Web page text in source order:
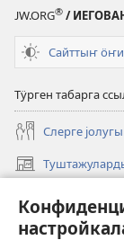
JW.ORG® /
Сайттыҥ ӧҥи
Тӱрген табарга
Слерге
(opens
window)
(opens
new
window)
Јаҥы